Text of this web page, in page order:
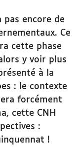
pas encore de
Ce
cette phase
y voir plus
à la
: le contexte
forcément
cette CNH
:
!